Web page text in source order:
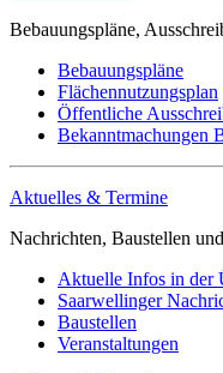
Bebauungspläne,
Bebauungspläne
Flächennutzungsplan
Öffentliche
Bekanntmachungen
Aktuelles & Termine
Nachrichten, Baustellen
Aktuelle Infos in der
Saarwellinger
Baustellen
Veranstaltungen